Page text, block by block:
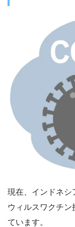
現在、インドネシ
ウィルスワクチ
ています。